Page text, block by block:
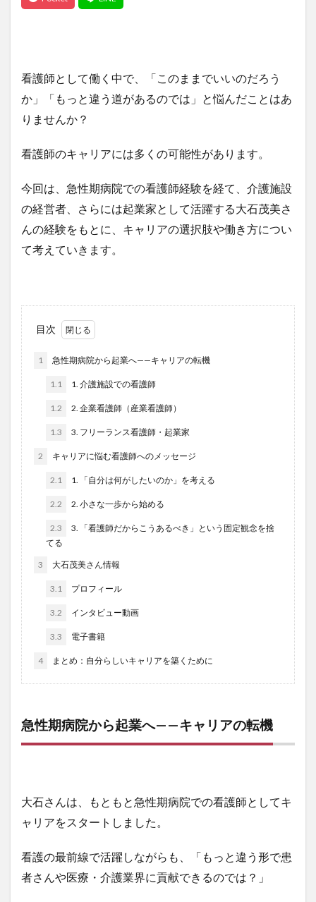
看護師として働く中で、「このままでいいのだろう
か」「もっと違う道があるのでは」と悩んだことはあ
りませんか？
看護師のキャリアには多くの可能性があります。
今回は、急性期病院での看護師経験を経て、介護施設
の経営者、さらには起業家として活躍する大石茂美さ
んの経験をもとに、キャリアの選択肢や働き方につい
て考えていきます。
目次
1 急性期病院から起業へ——キャリアの転機
1.1 1. 介護施設での看護師
1.2 2. 企業看護師（産業看護師）
1.3 3. フリーランス看護師・起業家
2 キャリアに悩む看護師へのメッセージ
2.1 1. 「自分は何がしたいのか」を考える
2.2 2. 小さな一歩から始める
2.3
3. 「看護師だからこうあるべき」という固定観念を捨
てる
3 大石茂美さん情報
3.1 プロフィール
3.2 インタビュー動画
3.3 電子書籍
4 まとめ：自分らしいキャリアを築くために
急性期病院から起業へ——キャリアの転機
大石さんは、もともと急性期病院での看護師としてキ
ャリアをスタートしました。
看護の最前線で活躍しながらも、「もっと違う形で患
者さんや医療・介護業界に貢献できるのでは？」